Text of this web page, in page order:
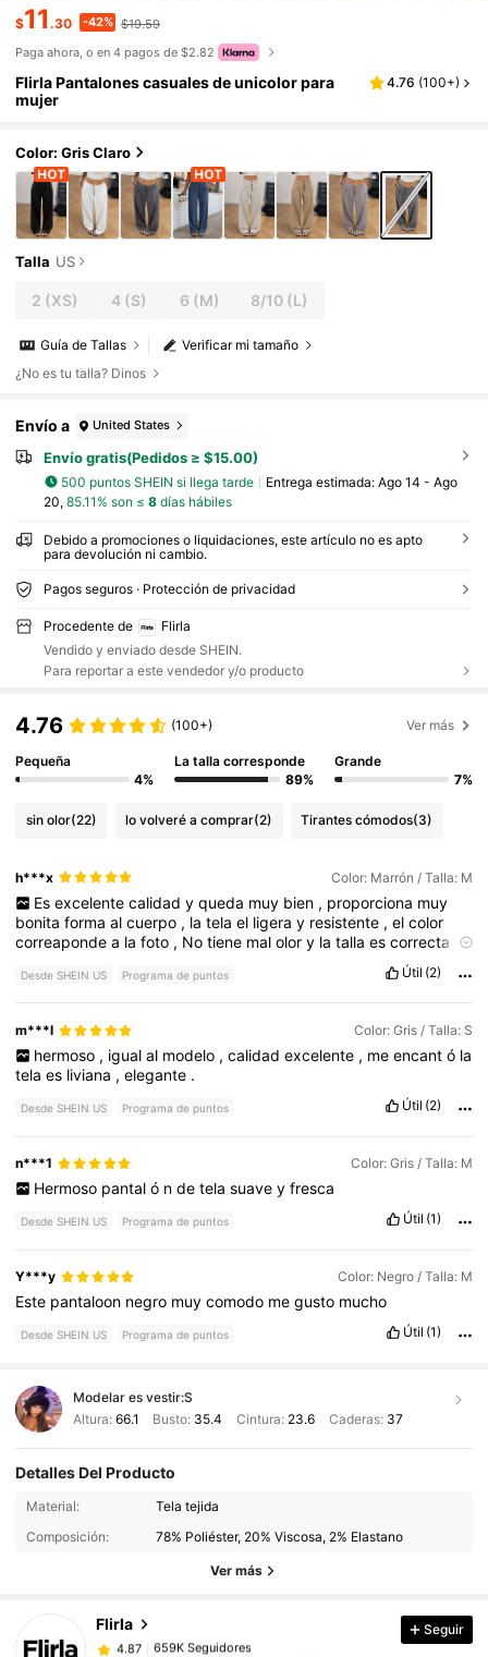
$11.30 -42% $19.59
Paga ahora, o en 4 pagos de $2.82
Flirla Pantalones casuales de unicolor para
mujer
4.76 (100+)
Color: Gris Claro
Talla US
2 (XS) 4(S) 6 (M) 8/10 (L)
Verificar mi tamaño
Guía de Tallas
¿No es tu talla? Dinos
Envío a United States
Envío gratis(Pedidos ≥ $15.00)
500 puntos SHEIN si llega tarde Entrega estimada: Ago 14 - Ago
20, 85.11% son ≤ 8días hábiles
Debido a promociones o liquidaciones, este artículo no es apto
para devolución ni cambio.
Pagos seguros · Protección de privacidad
Procedente de
Flirla
Vendido y enviado desde SHEIN.
Para reportar a este vendedor y/o producto
4.76 (100+) Ver más
Pequeña
4%
La talla corresponde
89%
Grande
7%
sin olor(22) lo volveré a comprar(2) Tirantes cómodos(3)
h***x Color: Marrón / Talla: M
Es excelente calidad y queda muy bien , proporciona muy
bonitaformaalcuerpo , latelael ligeray resistente ,elcolor
correapondea lafoto , Notiene malolory latallaescorrecta
muy
volvereapedirencolornegro
Desde SHEIN US Programa de puntos Útil (2)
m***l Color: Gris / Talla: S
hermoso , igual al modelo , calidad excelente , me encant ó la
telaes liviana ,elegante .
Desde SHEIN US Programa de puntos Útil (2)
n***1 Color: Gris / Talla: M
Hermoso pantal ó n de tela suave y fresca
Desde SHEIN US Programa de puntos Útil (1)
Y***y Color: Negro / Talla: M
Este pantaloon negro muycomodo megusto mucho
Desde SHEIN US Programa de puntos Útil (1)
Modelar es vestir:S
Altura: 66.1 Busto: 35.4 Cintura: 23.6 Caderas: 37
Detalles Del Producto
Material:
Tela tejida
Composición:
78% Poliéster, 20% Viscosa, 2% Elastano
Ver más
Flirla
659K Seguidores
659K Seguidores
4.87
659K Seguidores
Seguir